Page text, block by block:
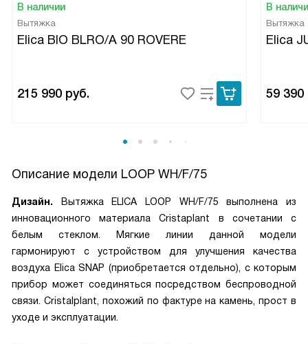
В наличии
Вытяжка
Elica BIO BLRO/A 90 ROVERE
215 990 руб.
В
Вытяжка
Elica
59 390
Описание модели LOOP WH/F/75
Дизайн. Вытяжка ELICA LOOP WH/F/75 выполнена из
инновационного материала Cristaplant в сочетании с
белым стеклом. Мягкие линии данной модели
гармонируют с устройством для улучшения качества
воздуха Elica SNAP (приобретается отдельно), с которым
прибор может соединяться посредством беспроводной
связи. Cristalplant, похожий по фактуре на камень, прост в
уходе и эксплуатации.